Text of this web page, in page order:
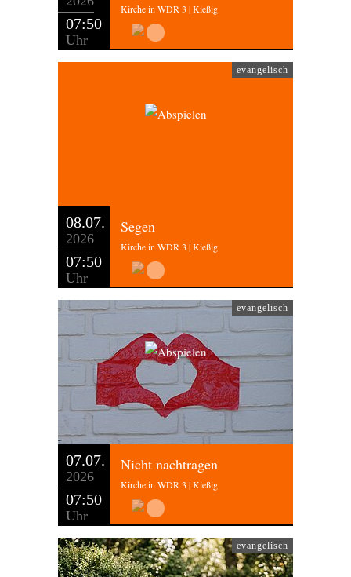
07:50
Uhr
Kirche in WDR 3 | Kießig
evangelisch
08.07.
2026
07:50
Uhr
Segen
Kirche in WDR 3 | Kießig
evangelisch
07.07.
2026
07:50
Uhr
Nicht nachtragen
Kirche in WDR 3 | Kießig
evangelisch